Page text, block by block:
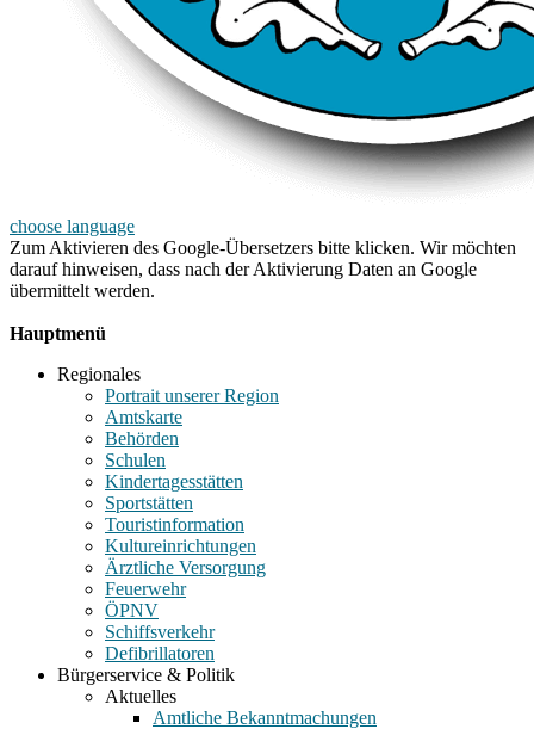
choose language
Zum Aktivieren des Google-Übersetzers bitte klicken. Wir möchten
darauf hinweisen, dass nach der Aktivierung Daten an Google
übermittelt werden.
Hauptmenü
Regionales
Portrait unserer Region
Amtskarte
Behörden
Schulen
Kindertagesstätten
Sportstätten
Touristinformation
Kultureinrichtungen
Ärztliche Versorgung
Feuerwehr
ÖPNV
Schiffsverkehr
Defibrillatoren
Bürgerservice & Politik
Aktuelles
Amtliche Bekanntmachungen